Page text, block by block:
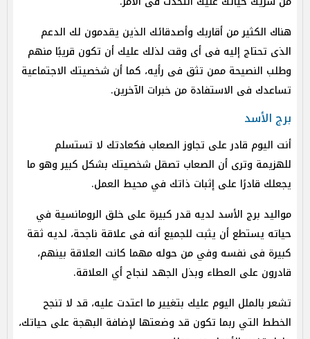
هناك الكثير من أقاربك وأصدقائك الذين يقدمون لك الدعم
الذى تحتاج إليه فى أى وقت لذلك عليك أن تكون قريبًا منهم
وطلب النصيحة ممن تثق فى رأيه، كما أن شخصيتك الاجتماعية
تساعدك فى الاستفادة من خبرات الآخرين.
برج الأسد
أنت اليوم قادر على تجاوز الصعاب فكعادتك لا تستسلم
للهزيمة وترى أن الصعاب تصقل شخصيتك بشكل كبير وهو ما
يجعلك قادرًا على إثبات ذاتك في محيط العمل.
مواليد برج الأسد لديه قدر كبيرة على خلق الرومانسية في
حياته يستطع أن يثبت للجميع أنه فى علاقة ناجحة، لديه ثقة
كبيرة فى نفسه وفي من حوله مهما كانت العلاقة بينهم،
قادرون على العطاء وبذل الجهد لنجاح أي العلاقة.
تشعر بالملل اليوم عليك بتغيير ما اعتدت عليه، قد لا تنجح
الخطط التي ربما تكون قد وضعتها لإضافة البهجة على حياتك،